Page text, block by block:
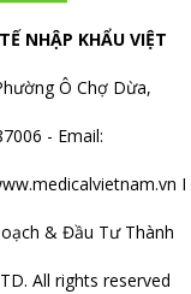
NHẬP KHẨU VIỆT
Ô Chợ Dừa,
- Email:
I
& Đầu Tư Thành
All rights reserved